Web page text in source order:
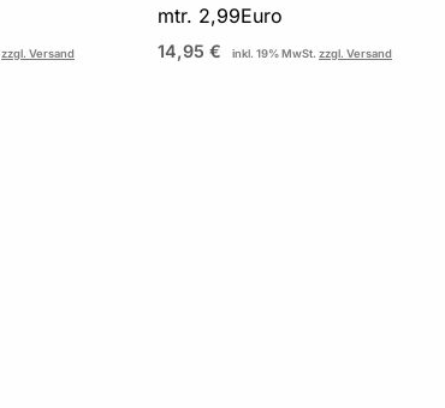
zzgl. Versand
mtr. 2,99Euro
14,95 € inkl. 19% MwSt. zzgl. Versand